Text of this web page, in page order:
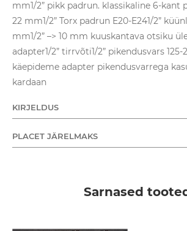
mm1/2” pikk padrun. klassikaline 6-kant
22 mm1/2” Torx padrun E20-E241/2”
mm1/2” –> 10 mm kuuskantava otsiku
adapter1/2” tirrvõti1/2” pikendusvars 125-
käepideme adapter pikendusvarrega
kardaan
KIRJELDUS
PLACET JÄRELMAKS
Sarnased